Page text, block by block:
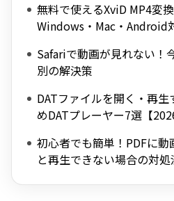
無料で使えるXviD MP4変
Windows・Mac・Android
Safariで動画が見れない！
別の解決策
DATファイルを開く・再
めDATプレーヤー7選【
初心者でも簡単！PDFに
と再生できない場合の対処